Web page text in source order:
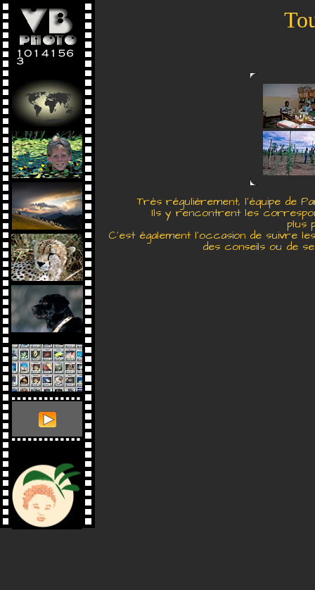
Très régulièrement, l'équipe de
Ils y rencontrent les
plus
C'est également l'occasion de suivre
des conseils ou de